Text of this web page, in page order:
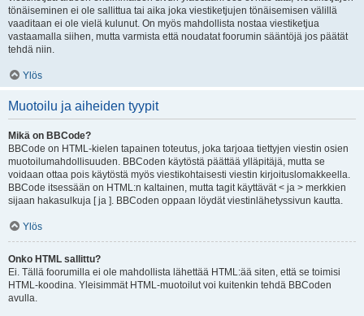
tönäiseminen ei ole sallittua tai aika joka viestiketjujen tönäisemisen välillä
vaaditaan ei ole vielä kulunut. On myös mahdollista nostaa viestiketjua
vastaamalla siihen, mutta varmista että noudatat foorumin sääntöjä jos päätät
tehdä niin.
Ylös
Muotoilu ja aiheiden tyypit
Mikä on BBCode?
BBCode on HTML-kielen tapainen toteutus, joka tarjoaa tiettyjen viestin osien
muotoilumahdollisuuden. BBCoden käytöstä päättää ylläpitäjä, mutta se
voidaan ottaa pois käytöstä myös viestikohtaisesti viestin kirjoituslomakkeella.
BBCode itsessään on HTML:n kaltainen, mutta tagit käyttävät < ja > merkkien
sijaan hakasulkuja [ ja ]. BBCoden oppaan löydät viestinlähetyssivun kautta.
Ylös
Onko HTML sallittu?
Ei. Tällä foorumilla ei ole mahdollista lähettää HTML:ää siten, että se toimisi
HTML-koodina. Yleisimmät HTML-muotoilut voi kuitenkin tehdä BBCoden
avulla.